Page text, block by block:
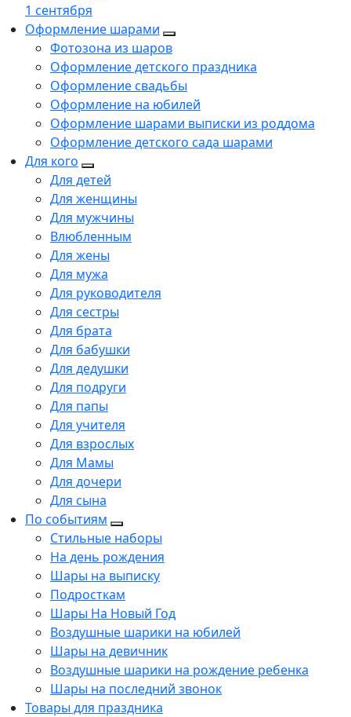
1 сентября
Оформление шарами
Фотозона из шаров
Оформление детского праздника
Оформление свадьбы
Оформление на юбилей
Оформление шарами выписки из роддома
Оформление детского сада шарами
Для кого
Для детей
Для женщины
Для мужчины
Влюбленным
Для жены
Для мужа
Для руководителя
Для сестры
Для брата
Для бабушки
Для дедушки
Для подруги
Для папы
Для учителя
Для взрослых
Для Мамы
Для дочери
Для сына
По событиям
Стильные наборы
На день рождения
Шары на выписку
Подросткам
Шары На Новый Год
Воздушные шарики на юбилей
Шары на девичник
Воздушные шарики на рождение ребенка
Шары на последний звонок
Товары для праздника